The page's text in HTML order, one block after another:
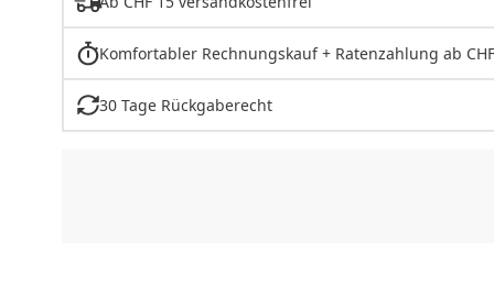
Komfortabler Rechnungskauf + Ratenzahlung ab
30 Tage Rückgaberecht